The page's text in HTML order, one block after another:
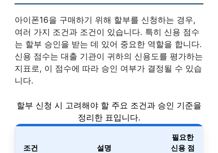
아이폰16을 구매하기 위해 할부를 신청하는 경우,
여러 가지 조건과 조건이 있습니다. 특히 신용 점수
는 할부 승인을 받는 데 있어 중요한 역할을 합니다.
신용 점수는 대출 기관이 귀하의 신용도를 평가하는
지표로, 이 점수에 따라 승인 여부가 결정될 수 있습
니다.
할부 신청 시 고려해야 할 주요 조건과 승인 기준을
정리한 표입니다.
조건 설명
필요한
신용 점